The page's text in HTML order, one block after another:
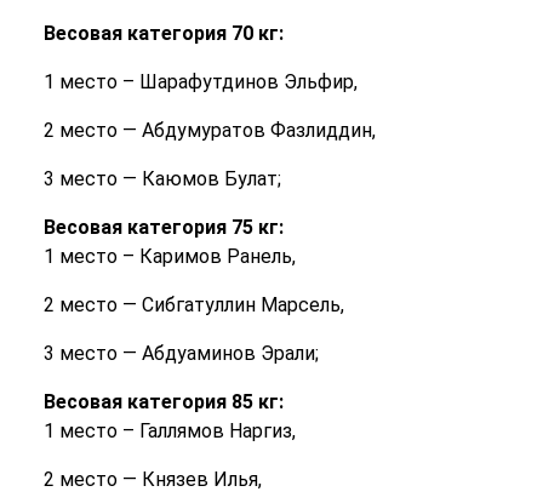
Весовая категория 70 кг:
1 место – Шарафутдинов Эльфир,
2 место — Абдумуратов Фазлиддин,
3 место — Каюмов Булат;
Весовая категория 75 кг:
1 место – Каримов Ранель,
2 место — Сибгатуллин Марсель,
3 место — Абдуаминов Эрали;
Весовая категория 85 кг:
1 место – Галлямов Наргиз,
2 место — Князев Илья,